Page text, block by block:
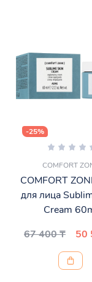
-25%
COMFORT
COMFORT
для лица
Cream
67 400 ₸
50